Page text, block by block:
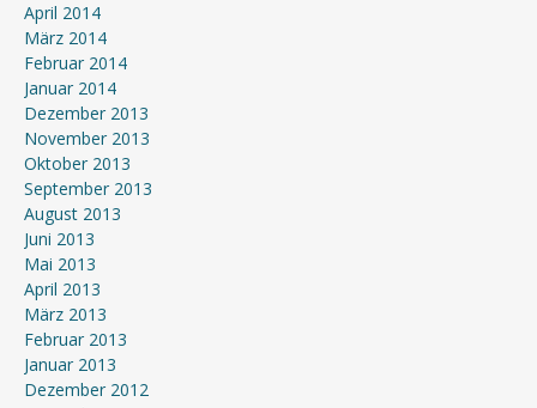
April 2014
März 2014
Februar 2014
Januar 2014
Dezember 2013
November 2013
Oktober 2013
September 2013
August 2013
Juni 2013
Mai 2013
April 2013
März 2013
Februar 2013
Januar 2013
Dezember 2012